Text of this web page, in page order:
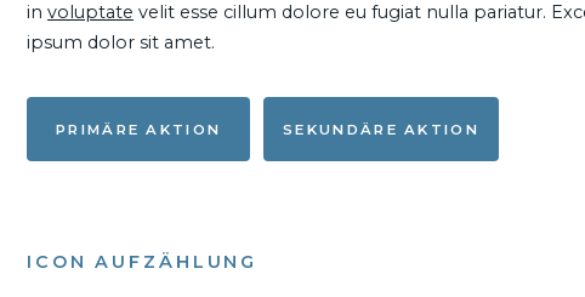
in voluptate velit esse cillum dolore eu fugiat nulla pariatur.
ipsum dolor sit amet.
PRIMÄRE AKTION SEKUNDÄRE AKTION
ICON AUFZÄHLUNG